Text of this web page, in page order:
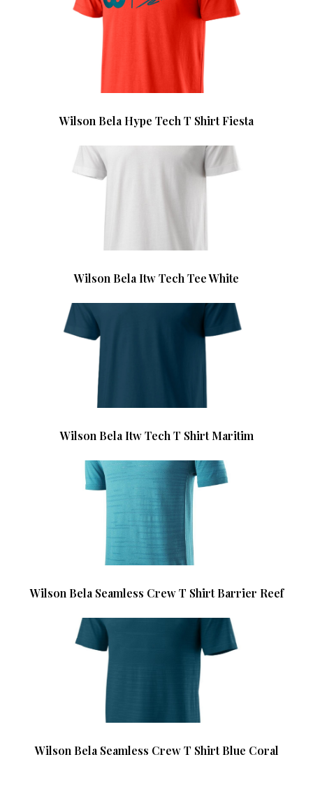
Wilson Bela Hype Tech T Shirt Fiesta
Wilson Bela Itw Tech Tee White
Wilson Bela Itw Tech T Shirt Maritim
Wilson Bela Seamless Crew T Shirt Barrier Reef
Wilson Bela Seamless Crew T Shirt Blue Coral